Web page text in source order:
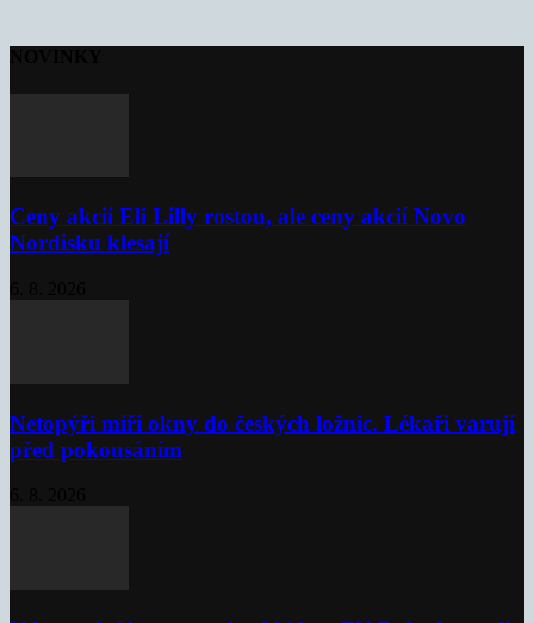
Ceny akcií Eli Lilly rostou, ale ceny akcií Novo
Nordisku klesají
Netopýři míří okny do českých ložnic. Lékaři varují
před pokousáním